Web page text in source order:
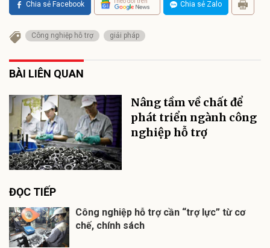
Chia sẻ Facebook Chia sẻ Zalo
Công nghiệp hỗ trợ giải pháp
BÀI LIÊN QUAN
Nâng tầm về chất để
phát triển ngành công
nghiệp hỗ trợ
ĐỌC TIẾP
Công nghiệp hỗ trợ cần “trợ lực” từ cơ
chế, chính sách